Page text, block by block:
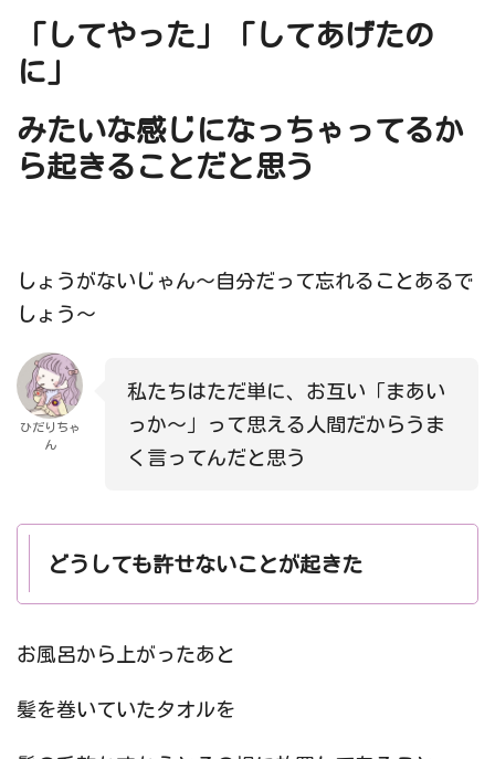
「してやった」「してあげたの
に」
みたいな感じになっちゃってるか
ら起きることだと思う
しょうがないじゃん〜自分だって忘れることあるで
しょう〜
ひだりちゃ
ん
私たちはただ単に、お互い「まあい
っか〜」って思える人間だからうま
く言ってんだと思う
どうしても許せないことが起きた
お風呂から上がったあと
髪を巻いていたタオルを